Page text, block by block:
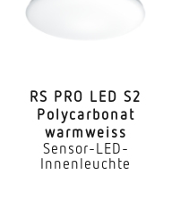
RS PRO LED S2
Poly­car­bonat
warmweiss
Sensor-LED-
Innenleuchte